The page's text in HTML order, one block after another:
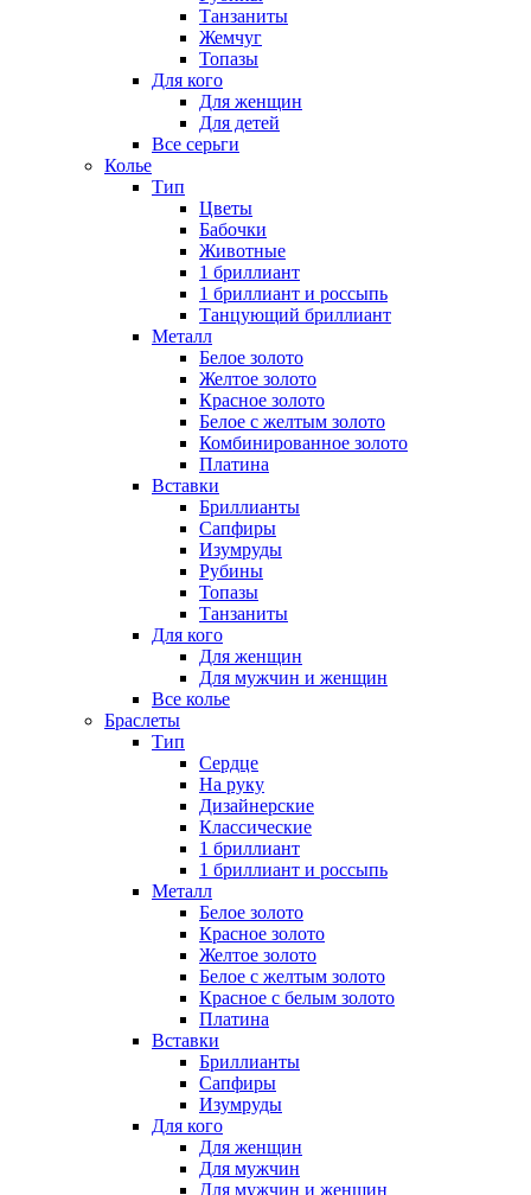
Танзаниты
Жемчуг
Топазы
Для кого
Для женщин
Для детей
Все серьги
Колье
Тип
Цветы
Бабочки
Животные
1 бриллиант
1 бриллиант и россыпь
Танцующий бриллиант
Металл
Белое золото
Желтое золото
Красное золото
Белое с желтым золото
Комбинированное золото
Платина
Вставки
Бриллианты
Сапфиры
Изумруды
Рубины
Топазы
Танзаниты
Для кого
Для женщин
Для мужчин и женщин
Все колье
Браслеты
Тип
Сердце
На руку
Дизайнерские
Классические
1 бриллиант
1 бриллиант и россыпь
Металл
Белое золото
Красное золото
Желтое золото
Белое с желтым золото
Красное с белым золото
Платина
Вставки
Бриллианты
Сапфиры
Изумруды
Для кого
Для женщин
Для мужчин
Для мужчин и женщин